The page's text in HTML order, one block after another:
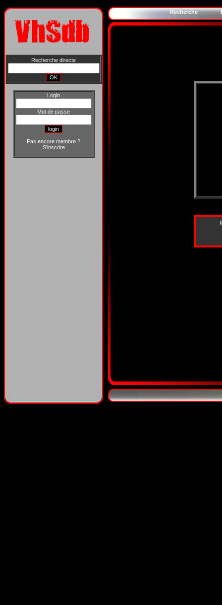
Recherche directe
Login
Mot de passe
Pas encore membre ?
S'inscrire
Recherche